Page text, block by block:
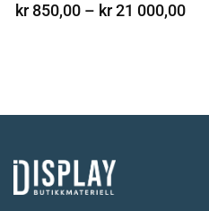
kr850,00 – kr21 000,00